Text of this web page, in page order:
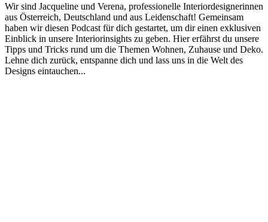
Wir sind Jacqueline und Verena, professionelle Interiordesignerinnen
aus Österreich, Deutschland und aus Leidenschaft! Gemeinsam
haben wir diesen Podcast für dich gestartet, um dir einen exklusiven
Einblick in unsere Interiorinsights zu geben. Hier erfährst du unsere
Tipps und Tricks rund um die Themen Wohnen, Zuhause und Deko.
Lehne dich zurück, entspanne dich und lass uns in die Welt des
Designs eintauchen...